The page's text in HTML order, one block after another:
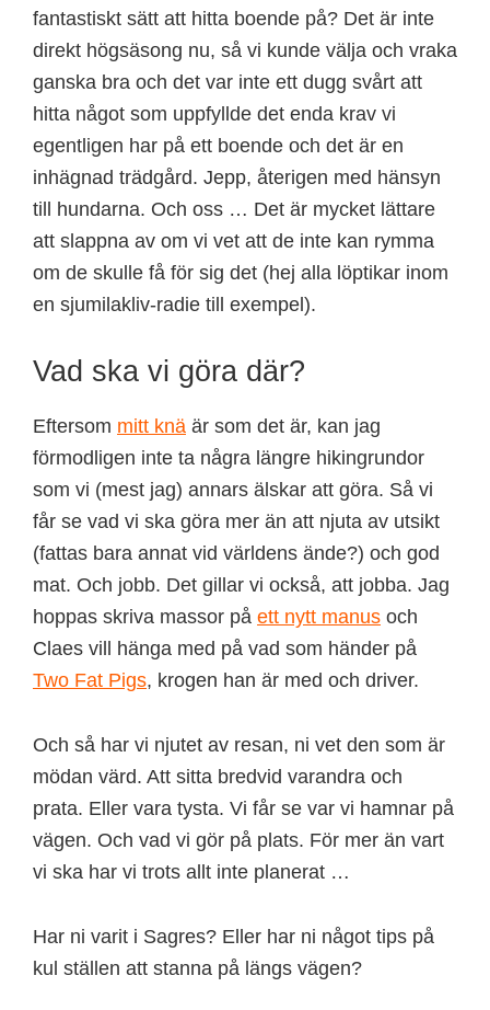
fantastiskt sätt att hitta boende på? Det är inte
direkt högsäsong nu, så vi kunde välja och vraka
ganska bra och det var inte ett dugg svårt att
hitta något som uppfyllde det enda krav vi
egentligen har på ett boende och det är en
inhägnad trädgård. Jepp, återigen med hänsyn
till hundarna. Och oss … Det är mycket lättare
att slappna av om vi vet att de inte kan rymma
om de skulle få för sig det (hej alla löptikar inom
en sjumilakliv-radie till exempel).
Vad ska vi göra där?
Eftersom mitt knä är som det är, kan jag
förmodligen inte ta några längre hikingrundor
som vi (mest jag) annars älskar att göra. Så vi
får se vad vi ska göra mer än att njuta av utsikt
(fattas bara annat vid världens ände?) och god
mat. Och jobb. Det gillar vi också, att jobba. Jag
hoppas skriva massor på ett nytt manus och
Claes vill hänga med på vad som händer på
Two Fat Pigs, krogen han är med och driver.
Och så har vi njutet av resan, ni vet den som är
mödan värd. Att sitta bredvid varandra och
prata. Eller vara tysta. Vi får se var vi hamnar på
vägen. Och vad vi gör på plats. För mer än vart
vi ska har vi trots allt inte planerat …
Har ni varit i Sagres? Eller har ni något tips på
kul ställen att stanna på längs vägen?